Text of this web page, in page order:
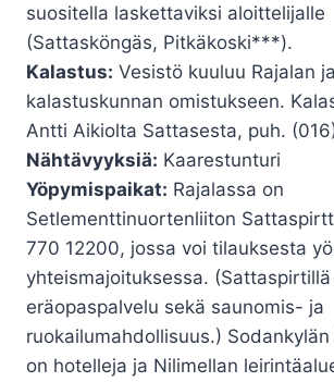
suositella laskettaviksi aloittelijalle
(Sattasköngäs, Pitkäkoski***).
Kalastus: Vesistö kuuluu Rajalan
kalastuskunnan omistukseen.
Antti Aikiolta Sattasesta, puh.
Nähtävyyksiä: Kaarestunturi
Yöpymispaikat: Rajalassa on
Setlementtinuortenliiton
770 12200, jossa voi tilauksesta
yhteismajoituksessa.
eräopaspalvelu sekä saunomis- ja
ruokailumahdollisuus.)
on hotelleja ja Nilimellan